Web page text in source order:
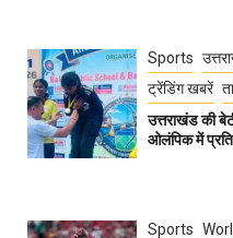
Sports
ट्रेंडिंग खबरें
उत्तराखंड की
ओलंपिक में
Sports